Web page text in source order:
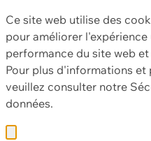
Ce site web utilise des
pour améliorer
performance du site web
Pour plus d'informations
veuillez consulter notre
données.